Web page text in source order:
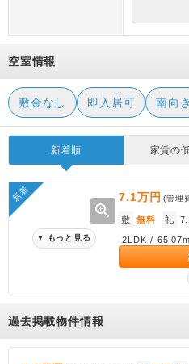
空室情報
敷金なし 即入居可 南向き
新着順 家賃の
新着
zoom_in
▼ もっと見る
7.1万円 (管理
敷 無料 礼
2LDK /
過去掲載物件情報